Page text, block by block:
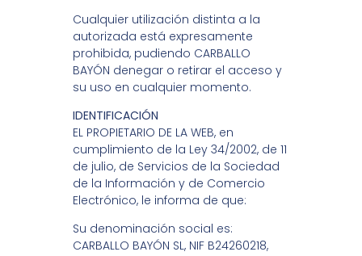
Cualquier utilización distinta a la
autorizada está expresamente
prohibida, pudiendo CARBALLO
BAYÓN denegar o retirar el acceso y
su uso en cualquier momento.
IDENTIFICACIÓN
EL PROPIETARIO DE LA WEB, en
cumplimiento de la Ley 34/2002, de 11
de julio, de Servicios de la Sociedad
de la Información y de Comercio
Electrónico, le informa de que:
Su denominación social es:
CARBALLO BAYÓN SL, NIF B24260218,